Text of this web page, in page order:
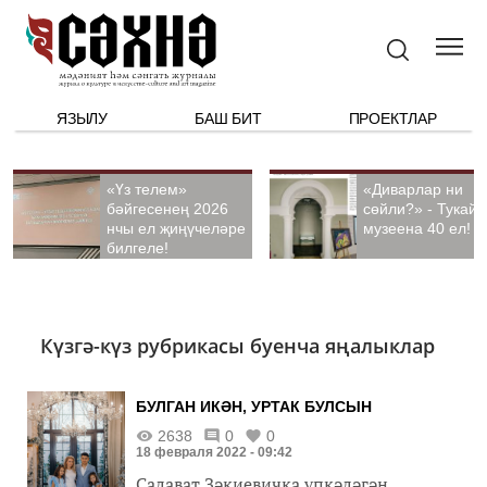
ЯЗЫЛУ БАШ БИТ ПРОЕКТЛАР
«Үз телем»
бәйгесенең 2026
нчы ел җиңүчеләре
билгеле!
«Диварлар ни
сөйли?» - Тукай
музеена 40 ел!
Күзгә-күз рубрикасы буенча яңалыклар
БУЛГАН ИКӘН, УРТАК БУЛСЫН
2638
0 0
18 февраля 2022 - 09:42